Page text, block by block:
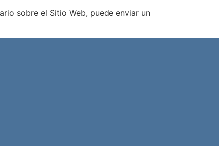
sobre el Sitio Web, puede enviar un